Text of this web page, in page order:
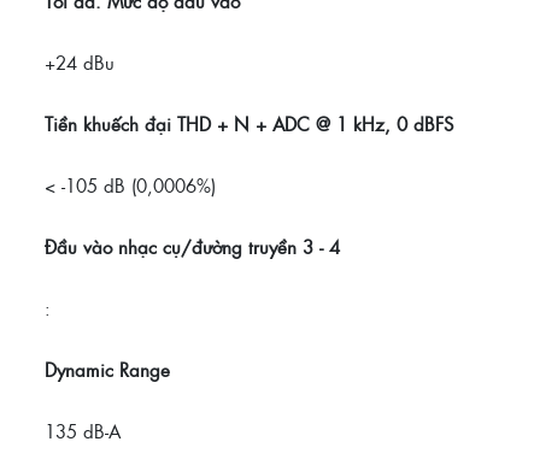
+24 dBu
Tiền khuếch đại THD + N + ADC @ 1 kHz, 0 dBFS
< -105 dB (0,0006%)
Đầu vào nhạc cụ/đường truyền 3 - 4
:
Dynamic Range
135 dB-A